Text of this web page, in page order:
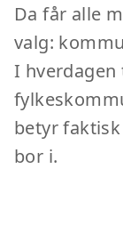
Da får alle
valg:
I hverdagen
betyr
bor i.